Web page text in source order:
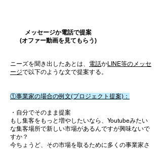
​メッセージか電話で提案
​​(オファー動画を見てもらう)
ニーズを聞き出したあとは、 電話かLINE等のメッセ
ージで以下のような文で提案する。
①事業家の場合の例文(プロジェクト提案)：
​・ 自分でそのまま提案
もし集客をもっと増やしたいなら、Youtubeみたい
な集客場所で新しい市場があるんですが興味ないで
すか？​
今ちょうど、その市場を取るために多くの事業家さ